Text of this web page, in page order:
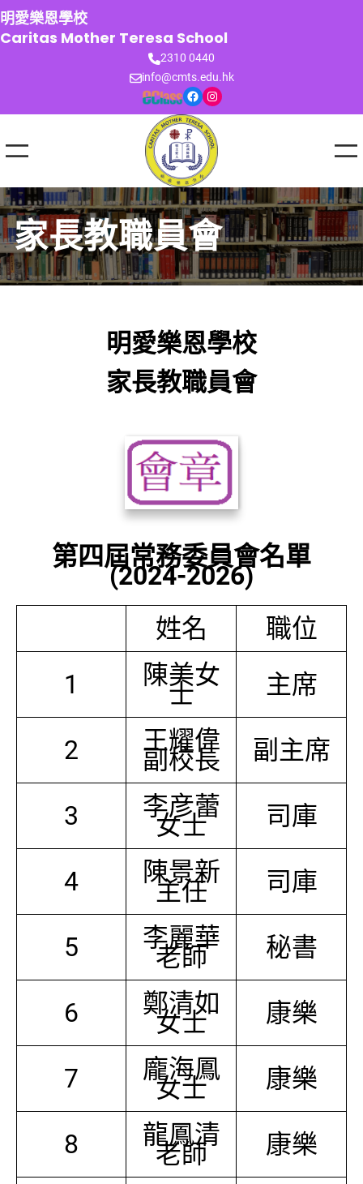
跳
至
主
明愛樂恩學校
Caritas Mother Teresa School
2310 0440
info@cmts.edu.hk
Facebook Instagram
家長教職員會
明愛樂恩學校
家長教職員會
第四屆常務委員會名單
(2024-2026)
姓名
職位
1
陳美女
士 主席
2 王耀偉
副校長 副主席
3 李彦蕾
女士 司庫
4 陳景新
主任 司庫
5 李麗華
老師 秘書
6 鄭清如
女士 康樂
7 龐海鳳
女士 康樂
8 龍鳳清
老師 康樂